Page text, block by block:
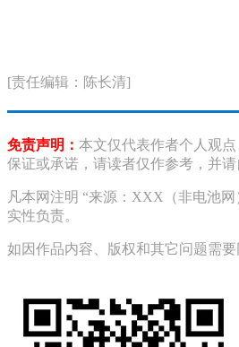
[责任编辑：陈长清]
免责声明： 本文仅代表作者个人观
保证或承诺，请读者仅作参考，并
凡本网注明 “来源：XXX（非电池
实性负责。
如因作品内容、版权和其它问题需